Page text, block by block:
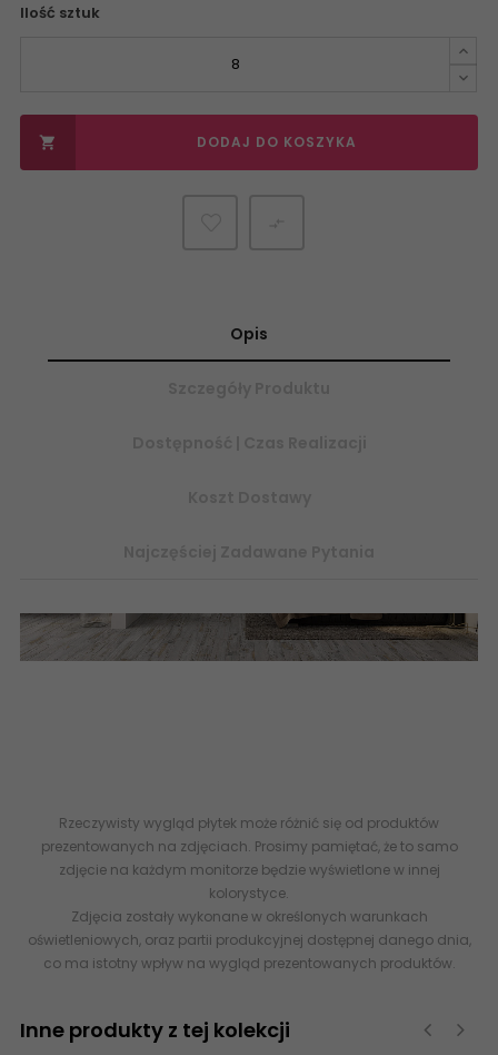
Ilość sztuk
 DODAJ DO KOSZYKA
Opis
Rzeczywisty wygląd płytek może różnić się od produktów
prezentowanych na zdjęciach. Prosimy pamiętać, że to samo
zdjęcie na każdym monitorze będzie wyświetlone w innej
kolorystyce.
Zdjęcia zostały wykonane w określonych warunkach
oświetleniowych, oraz partii produkcyjnej dostępnej danego dnia,
co ma istotny wpływ na wygląd prezentowanych produktów.
Inne produkty z tej kolekcji